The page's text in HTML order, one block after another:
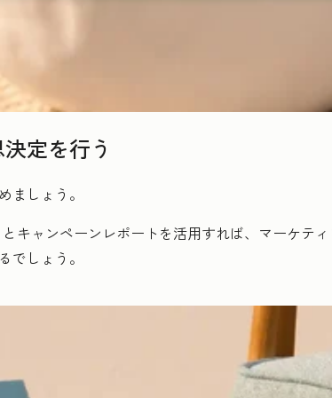
定を行う
ましょう。
キャンペーンレポートを活用すれば、マーケテ
でしょう。